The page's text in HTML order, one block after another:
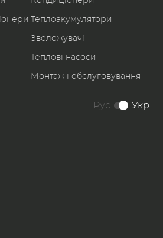
Теплоакумулятори
Зволожувачі
Теплові насоси
Монтаж і обслуговування
Рус Укр